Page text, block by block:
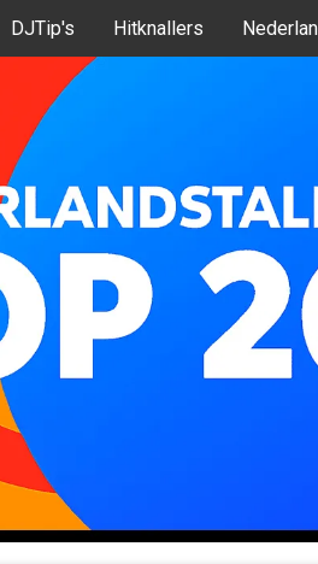
DJTip's Hitknallers